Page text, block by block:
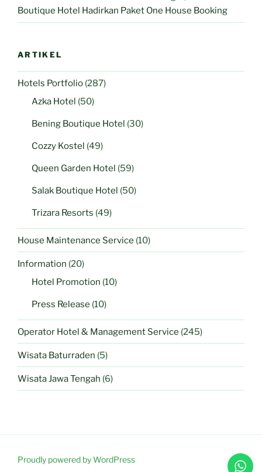
Boutique Hotel Hadirkan Paket One House Booking
ARTIKEL
Hotels Portfolio (287)
Azka Hotel (50)
Bening Boutique Hotel (30)
Cozzy Kostel (49)
Queen Garden Hotel (59)
Salak Boutique Hotel (50)
Trizara Resorts (49)
House Maintenance Service (10)
Information (20)
Hotel Promotion (10)
Press Release (10)
Operator Hotel & Management Service (245)
Wisata Baturraden (5)
Wisata Jawa Tengah (6)
Proudly powered by WordPress